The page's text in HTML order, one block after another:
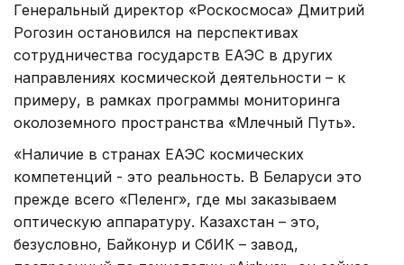
Генеральный директор «Роскосмоса» Дмитрий
Рогозин остановился на перспективах
сотрудничества государств ЕАЭС в других
направлениях космической деятельности – к
примеру, в рамках программы мониторинга
околоземного пространства «Млечный Путь».
«Наличие в странах ЕАЭС космических
компетенций - это реальность. В Беларуси это
прежде всего «Пеленг», где мы заказываем
оптическую аппаратуру. Казахстан – это,
безусловно, Байконур и СбИК – завод,